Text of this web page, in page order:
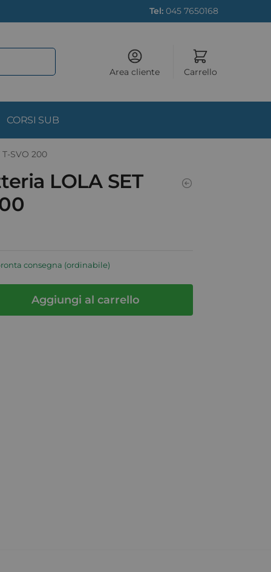
Tel: 045 7650168
Area cliente Carrello
CORSI SUB
SVO 200
LOLA SET
consegna (ordinabile)
Aggiungi al carrello